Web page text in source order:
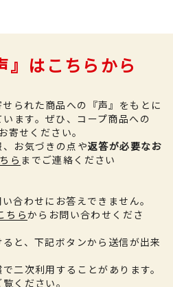
』はこちらから
られた商品への『声』をもとに
ます。 ぜひ、コープ商品への
寄せください。
お気づきの点や返答が必要なお
ら までご連絡ください
合わせにお答えできません。
ちらからお問い合わせくださ
と、下記ボタンから送信が出来
二次利用することがあります。
ください。